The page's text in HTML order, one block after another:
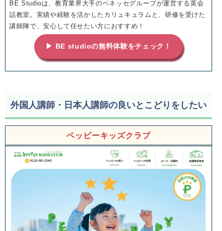
BE Studioは、教育業界大手のベネッセグループが運営する英会
話教室。実績や経験を活かしたカリュキュラムと、研修を受けた
講師陣で、安心して任せたい方におすすめ！
▶ BE studioの無料体験をチェック！
外国人講師・日本人講師の良いとこどりをしたい
ペッピーキッズクラブ